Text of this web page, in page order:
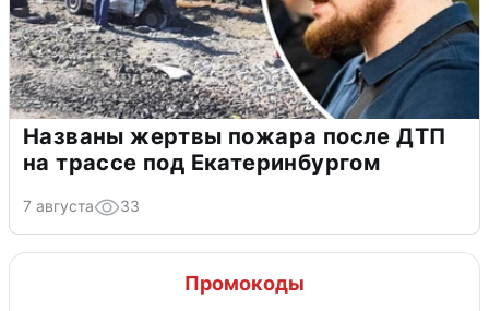
Названы жертвы пожара после ДТП
на трассе под Екатеринбургом
7 августа 33
Промокоды